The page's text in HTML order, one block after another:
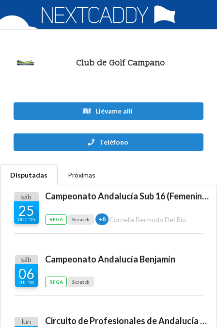
Club de Golf Campano
Llévame allí
Teléfono
Disputadas Próximas
sáb
25
OCT '25
Campeonato Andalucía Sub 16 (Femenino)
RFGA Scratch +8 Cornelia Bermudo Del Rio
sáb
06
JUL '24
Campeonato Andalucía Benjamín
RFGA Scratch
lun Circuito de Profesionales de Andalucía RFGA